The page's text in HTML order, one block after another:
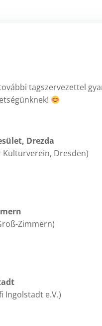
tagszervezettel
Drezda
Dresden)
Zimmern)
Ingolstadt e.V.)